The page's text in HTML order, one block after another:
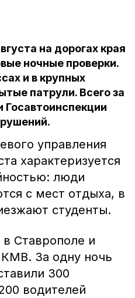
на дорогах края
ночные проверки.
и в крупных
патрули. Всего за
Госавтоинспекции
управления
характеризуется
люди
с мест отдыха, в
студенты.
Ставрополе и
За одну ночь
300
водителей